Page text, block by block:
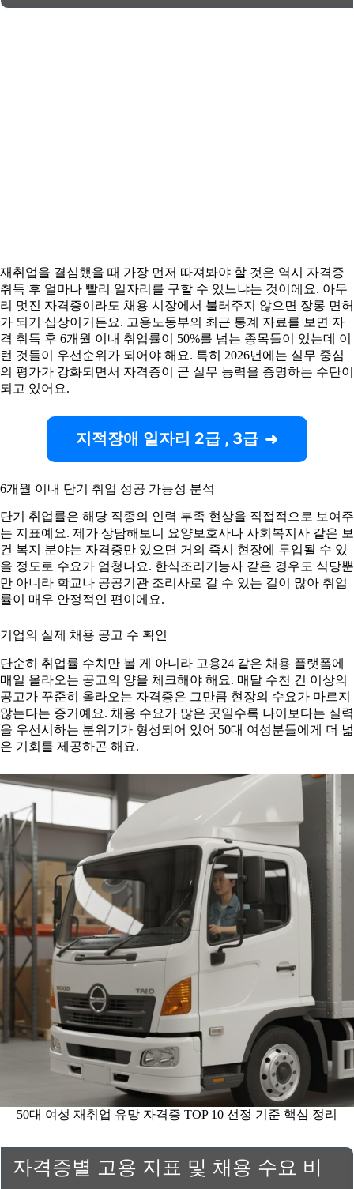
재취업을 결심했을 때 가장 먼저 따져봐야 할 것은 역시 자격증
취득 후 얼마나 빨리 일자리를 구할 수 있느냐는 것이에요. 아무
리 멋진 자격증이라도 채용 시장에서 불러주지 않으면 장롱 면허
가 되기 십상이거든요. 고용노동부의 최근 통계 자료를 보면 자
격 취득 후 6개월 이내 취업률이 50%를 넘는 종목들이 있는데 이
런 것들이 우선순위가 되어야 해요. 특히 2026년에는 실무 중심
의 평가가 강화되면서 자격증이 곧 실무 능력을 증명하는 수단이
되고 있어요.
지적장애 일자리 2급 , 3급
6개월 이내 단기 취업 성공 가능성 분석
단기 취업률은 해당 직종의 인력 부족 현상을 직접적으로 보여주
는 지표예요. 제가 상담해보니 요양보호사나 사회복지사 같은 보
건 복지 분야는 자격증만 있으면 거의 즉시 현장에 투입될 수 있
을 정도로 수요가 엄청나요. 한식조리기능사 같은 경우도 식당뿐
만 아니라 학교나 공공기관 조리사로 갈 수 있는 길이 많아 취업
률이 매우 안정적인 편이에요.
기업의 실제 채용 공고 수 확인
단순히 취업률 수치만 볼 게 아니라 고용24 같은 채용 플랫폼에
매일 올라오는 공고의 양을 체크해야 해요. 매달 수천 건 이상의
공고가 꾸준히 올라오는 자격증은 그만큼 현장의 수요가 마르지
않는다는 증거예요. 채용 수요가 많은 곳일수록 나이보다는 실력
을 우선시하는 분위기가 형성되어 있어 50대 여성분들에게 더 넓
은 기회를 제공하곤 해요.
50대 여성 재취업 유망 자격증 TOP 10 선정 기준 핵심 정리
자격증별 고용 지표 및 채용 수요 비